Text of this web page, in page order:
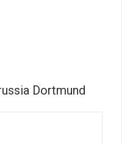
Dortmund